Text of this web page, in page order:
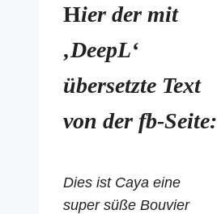
Hier der mit
‚DeepL‘
übersetzte Text
von der fb-Seite:
Dies ist Caya eine
super süße Bouvier